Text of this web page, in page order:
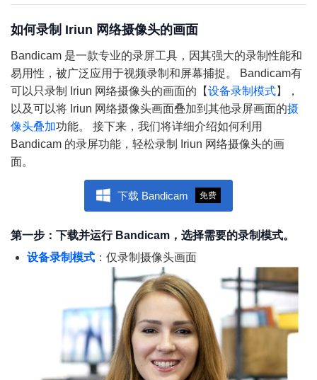
如何录制 Iriun 网络摄像头的画面
Bandicam 是一款专业的录屏工具，因其强大的录制性能和
易用性，被广泛应用于视频录制和屏幕捕捉。 Bandicam有
可以只录制 Iriun 网络摄像头的画面的【设备录制模式】，
以及可以将 Iriun 网络摄像头画面叠加到其他录屏画面的摄
像头叠加功能。 接下来，我们将详细介绍如何利用
Bandicam 的录屏功能，轻松录制 Iriun 网络摄像头的画
面。
下载 Bandicam 免费
第一步：下载并运行 Bandicam，选择需要的录制模式。
设备录制模式 ：仅录制摄像头画面